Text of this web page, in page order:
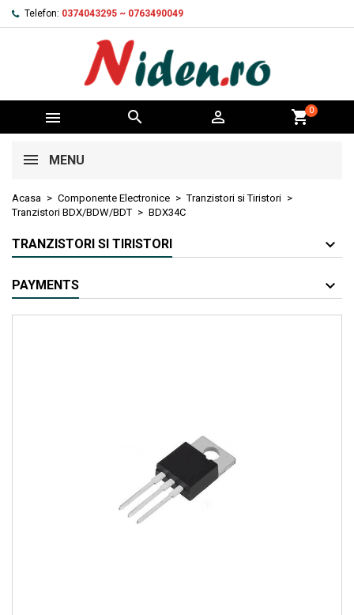
Telefon: 0374043295 ~ 0763490049
   shopping_cart0
MENU
Acasa Componente Electronice
Tranzistori si Tiristori
Tranzistori BDX/BDW/BDT
BDX34C
TRANZISTORI SI TIRISTORI
PAYMENTS